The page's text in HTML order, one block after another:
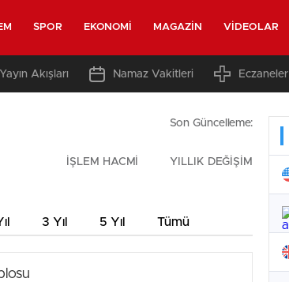
SPOR EKONOMI MAGAZIN VIDEOLAR
Yayın Akışları Namaz Vakitleri Eczaneler
Son Güncelleme:
İŞLEM HACMİ YILLIK DEĞİŞİM
3 Yıl 5 Yıl Tümü